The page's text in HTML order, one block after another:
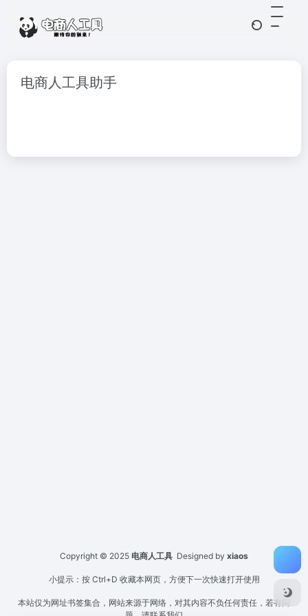
电商人工具助手
Copyright © 2025 电商人工具 Designed by xiaos
小提示：按 Ctrl+D 收藏本网页，方便下一次快速打开使用
本站仅为网址书签集合，网站来源于网络，对其内容不负任何责任，若有问